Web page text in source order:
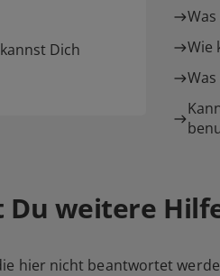
Dich
Wie
Du weitere
hier nicht beantwortet